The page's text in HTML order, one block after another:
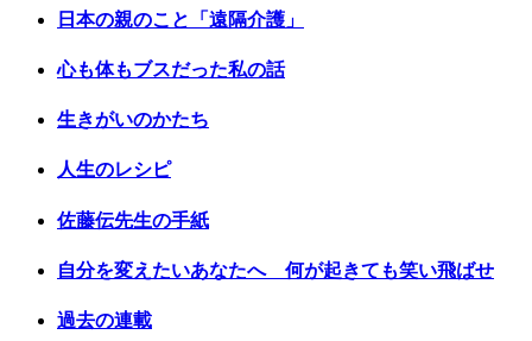
日本の親のこと「遠隔介護」
心も体もブスだった私の話
生きがいのかたち
人生のレシピ
佐藤伝先生の手紙
自分を変えたいあなたへ 何が起きても笑い飛ばせ
過去の連載